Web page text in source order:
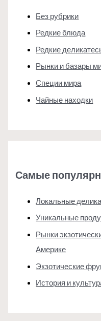
Без рубрики
Редкие блюда
Редкие
Рынки и базары
Специи мира
Чайные находки
Самые
Локальные
Уникальные
Рынки
Америке
Экзотические
История и